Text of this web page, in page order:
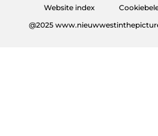
Website index
@2025